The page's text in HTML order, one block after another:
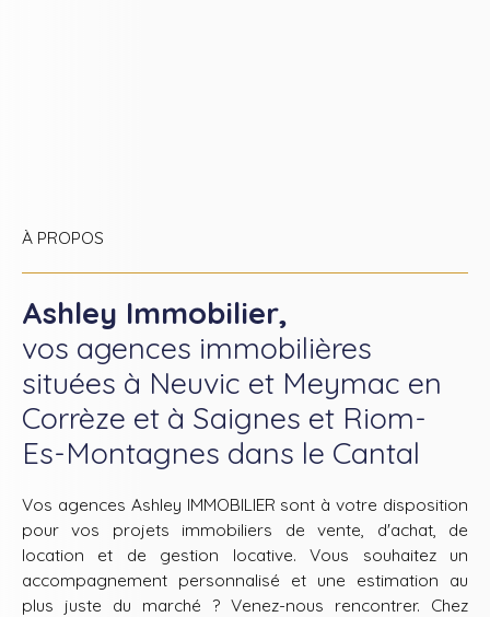
À PROPOS
Ashley Immobilier,
vos agences immobilières
situées à Neuvic et Meymac en
Corrèze et à Saignes et Riom-
Es-Montagnes dans le Cantal
Vos agences Ashley IMMOBILIER sont à votre disposition
pour vos projets immobiliers de vente, d'achat, de
location et de gestion locative. Vous souhaitez un
accompagnement personnalisé et une estimation au
plus juste du marché ? Venez-nous rencontrer. Chez